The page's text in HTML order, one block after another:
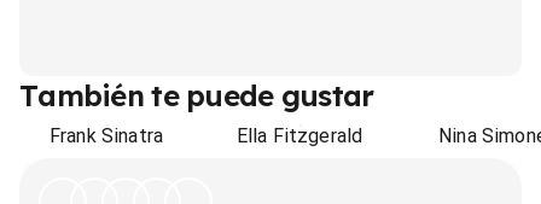
También te puede gustar
Frank Sinatra Ella Fitzgerald Nina